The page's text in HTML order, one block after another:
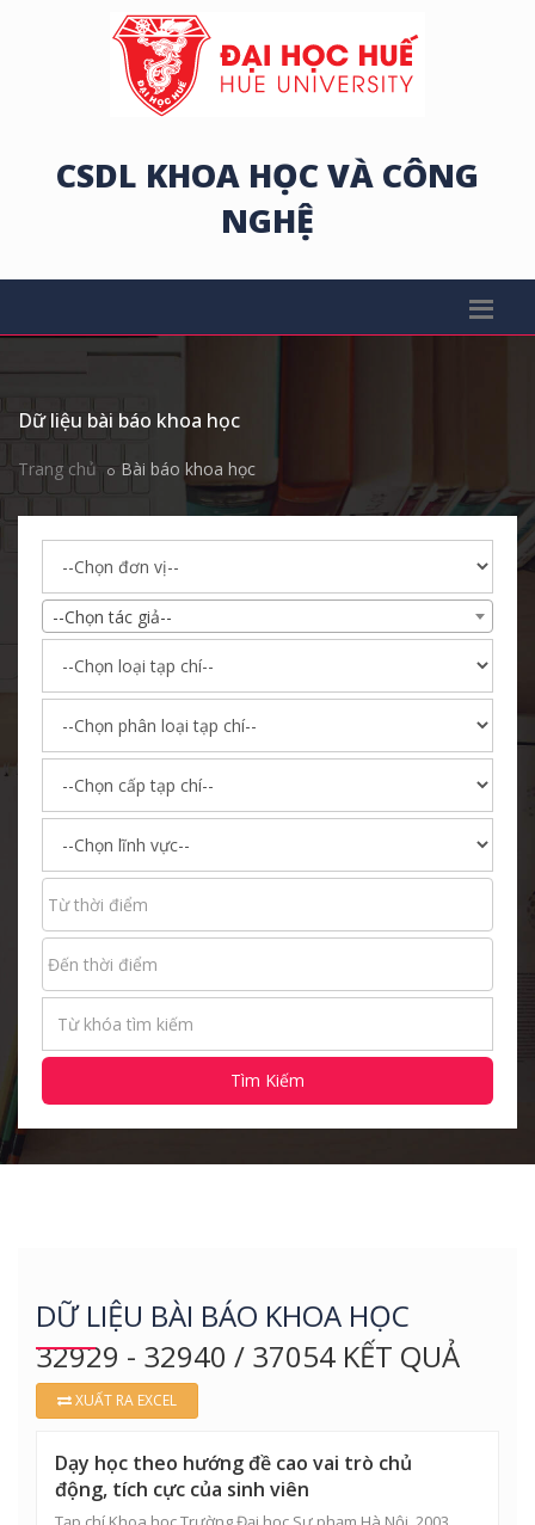
CSDL KHOA HỌC VÀ CÔNG
NGHỆ
Dữ liệu bài báo khoa học
Trang chủ Bài báo khoa học
--Chọn tác giả--
Tìm Kiếm
DỮ LIỆU BÀI BÁO KHOA HỌC
32929 - 32940 / 37054 KẾT QUẢ
XUẤT RA EXCEL
Dạy học theo hướng đề cao vai trò chủ
động, tích cực của sinh viên